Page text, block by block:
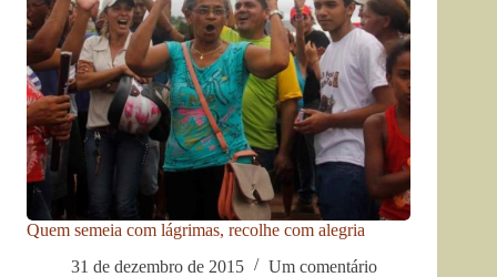
Quem semeia com lágrimas, recolhe com alegria
31 de dezembro de 2015
Um comentário